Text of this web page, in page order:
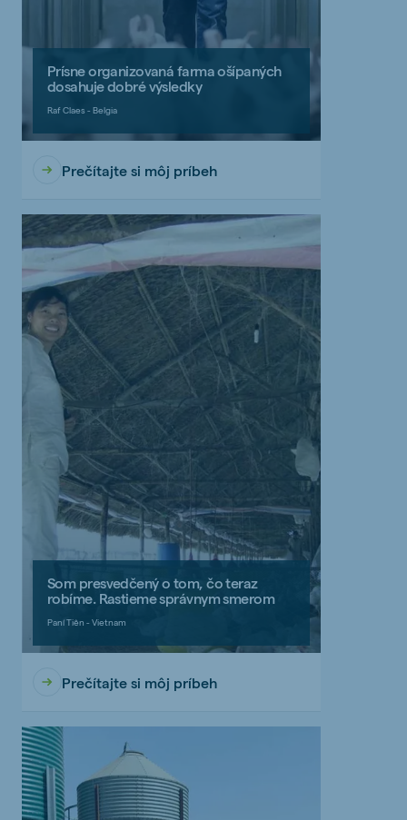
Prísne organizovaná farma ošípaných
dosahuje dobré výsledky
Raf Claes - Belgia
Prečítajte si môj príbeh
Som presvedčený o tom, čo teraz
robíme. Rastieme správnym smerom
Paní Tiên - Vietnam
Prečítajte si môj príbeh